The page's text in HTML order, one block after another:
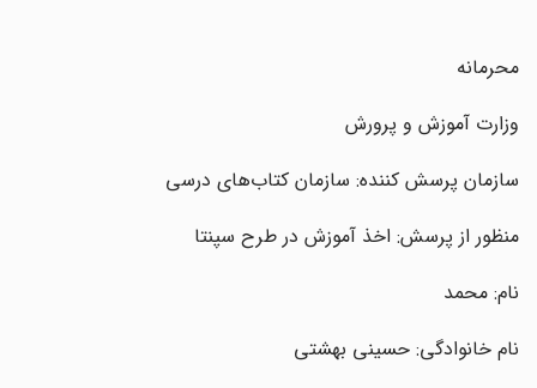
محرمانه
وزارت آموزش و پرورش
سازمان پرسش کننده: سازمان کتاب‌های درسی
منظور از پرسش: اخذ آموزش در طرح سپنتا
نام: محمد
نام خانوادگی: حسینی بهشتی